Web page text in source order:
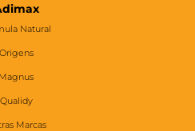
Natural
Origens
Magnus
Qualidy
Marcas